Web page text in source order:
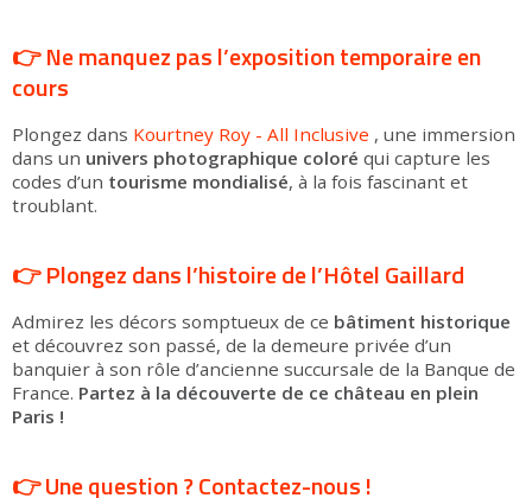
👉 Ne manquez pas l’exposition temporaire en
cours
Plongez dans Kourtney Roy - All Inclusive , une immersion
dans un univers photographique coloré qui capture les
codes d’un tourisme mondialisé, à la fois fascinant et
troublant.
👉 Plongez dans l’histoire de l’Hôtel Gaillard
Admirez les décors somptueux de ce bâtiment historique
et découvrez son passé, de la demeure privée d’un
banquier à son rôle d’ancienne succursale de la Banque de
France. Partez à la découverte de ce château en plein
Paris !
👉 Une question ? Contactez-nous !